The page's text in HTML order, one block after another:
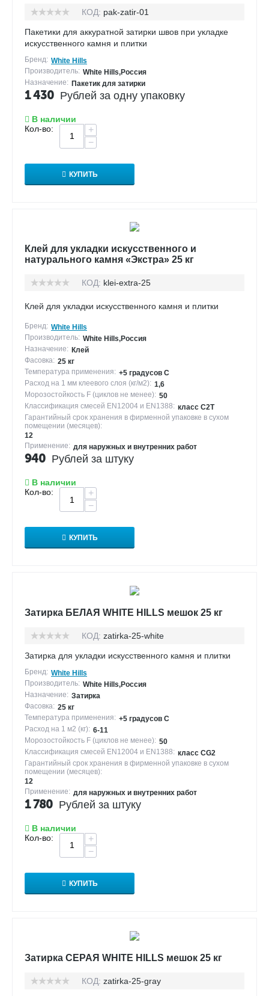
КОД: pak-zatir-01
Пакетики для аккуратной затирки швов при укладке
искусственного камня и плитки
Бренд: White Hills
Производитель: White Hills,Россия
Назначение: Пакетик для затирки
1 430 Рублей за одну упаковку
В наличии
Кол-во:
+
−
КУПИТЬ
Клей для укладки искусственного и
натурального камня «Экстра» 25 кг
КОД: klei-extra-25
Клей для укладки искусственного камня и плитки
Бренд: White Hills
Производитель: White Hills,Россия
Назначение: Клей
Фасовка: 25 кг
Температура применения: +5 градусов С
Расход на 1 мм клеевого слоя (кг/м2): 1,6
Морозостойкость F (циклов не менее): 50
Классификация смесей EN12004 и EN1388: класс С2Т
Гарантийный срок хранения в фирменной упаковке в сухом
помещении (месяцев):
12
Применение: для наружных и внутренних работ
940 Рублей за штуку
В наличии
Кол-во:
+
−
КУПИТЬ
Затирка БЕЛАЯ WHITE HILLS мешок 25 кг
КОД: zatirka-25-white
Затирка для укладки искусственного камня и плитки
Бренд: White Hills
Производитель: White Hills,Россия
Назначение: Затирка
Фасовка: 25 кг
Температура применения: +5 градусов С
Расход на 1 м2 (кг): 6-11
Морозостойкость F (циклов не менее): 50
Классификация смесей EN12004 и EN1388: класс CG2
Гарантийный срок хранения в фирменной упаковке в сухом
помещении (месяцев):
12
Применение: для наружных и внутренних работ
1 780 Рублей за штуку
В наличии
Кол-во:
+
−
КУПИТЬ
Затирка СЕРАЯ WHITE HILLS мешок 25 кг
КОД: zatirka-25-gray